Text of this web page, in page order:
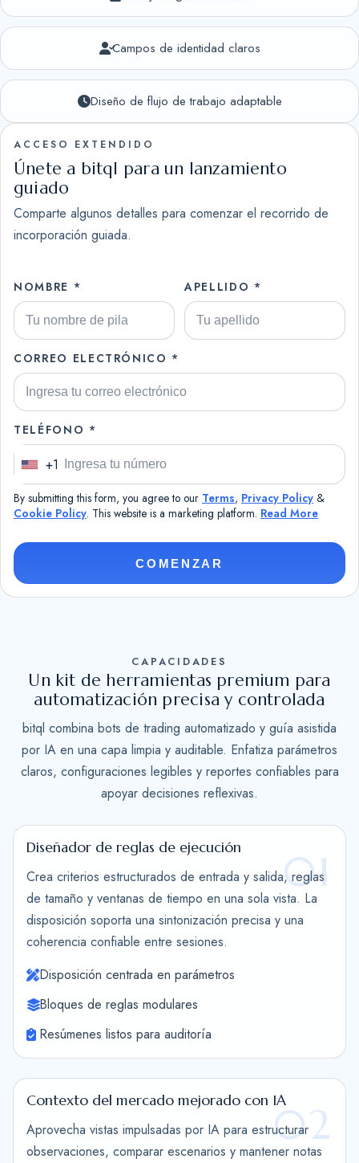
Campos de identidad claros
Diseño de flujo de trabajo adaptable
ACCESO EXTENDIDO
Únete a bitql para un lanzamiento
guiado
Comparte algunos detalles para comenzar el recorrido de
incorporación guiada.
NOMBRE * APELLIDO *
CORREO ELECTRÓNICO *
TELÉFONO *
U
n
i
S
e
s
+
1
+1
By submitting this form, you agree to our Terms, Privacy Policy &
Cookie Policy. This website is a marketing platform. Read More
COMENZAR
CAPACIDADES
Un kit de herramientas premium para
automatización precisa y controlada
bitql combina bots de trading automatizado y guía asistida
por IA en una capa limpia y auditable. Enfatiza parámetros
claros, configuraciones legibles y reportes confiables para
apoyar decisiones reflexivas.
01
Diseñador de reglas de ejecución
Crea criterios estructurados de entrada y salida, reglas
de tamaño y ventanas de tiempo en una sola vista. La
disposición soporta una sintonización precisa y una
coherencia confiable entre sesiones.
Disposición centrada en parámetros
Bloques de reglas modulares
Resúmenes listos para auditoría
02
Contexto del mercado mejorado con IA
Aprovecha vistas impulsadas por IA para estructurar
observaciones, comparar escenarios y mantener notas